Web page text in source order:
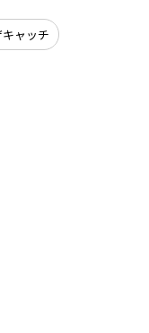
ャッチ